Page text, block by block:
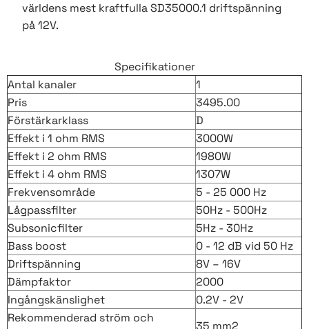
världens mest kraftfulla SD35000.1 driftspänning
på 12V.
Specifikationer
Antal kanaler
1
Pris
3495.00
Förstärkarklass
D
Effekt i 1 ohm RMS
3000W
Effekt i 2 ohm RMS
1980W
Effekt i 4 ohm RMS
1307W
Frekvensområde
5 - 25 000 Hz
Lågpassfilter
50Hz - 500Hz
Subsonicfilter
5Hz - 30Hz
Bass boost
0 - 12 dB vid 50 Hz
Driftspänning
8V – 16V
Dämpfaktor
2000
Ingångskänslighet
0.2V - 2V
Rekommenderad ström och
35 mm2